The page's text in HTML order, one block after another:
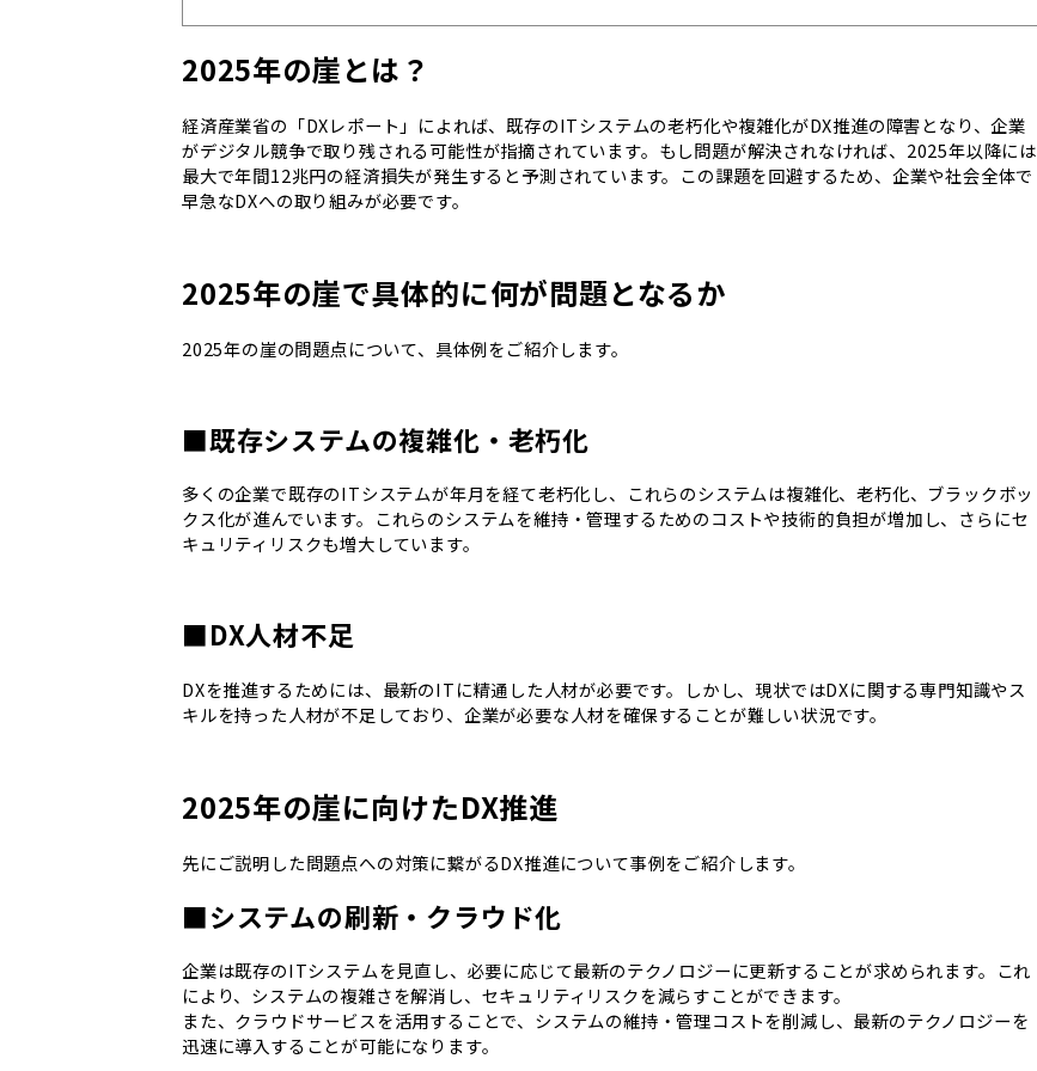
2025年の崖とは？
経済産業省の「DXレポート」によれば、既存のITシステムの老朽化や複雑化がDX推進の障害となり、企業
がデジタル競争で取り残される可能性が指摘されています。もし問題が解決されなければ、2025年以降には
最大で年間12兆円の経済損失が発生すると予測されています。この課題を回避するため、企業や社会全体で
早急なDXへの取り組みが必要です。
2025年の崖で具体的に何が問題となるか
2025年の崖の問題点について、具体例をご紹介します。
■既存システムの複雑化・老朽化
多くの企業で既存のITシステムが年月を経て老朽化し、これらのシステムは複雑化、老朽化、ブラックボッ
クス化が進んでいます。これらのシステムを維持・管理するためのコストや技術的負担が増加し、さらにセ
キュリティリスクも増大しています。
■DX人材不足
DXを推進するためには、最新のITに精通した人材が必要です。しかし、現状ではDXに関する専門知識やス
キルを持った人材が不足しており、企業が必要な人材を確保することが難しい状況です。
2025年の崖に向けたDX推進
先にご説明した問題点への対策に繋がるDX推進について事例をご紹介します。
■システムの刷新・クラウド化
企業は既存のITシステムを見直し、必要に応じて最新のテクノロジーに更新することが求められます。これ
により、システムの複雑さを解消し、セキュリティリスクを減らすことができます。
また、クラウドサービスを活用することで、システムの維持・管理コストを削減し、最新のテクノロジーを
迅速に導入することが可能になります。